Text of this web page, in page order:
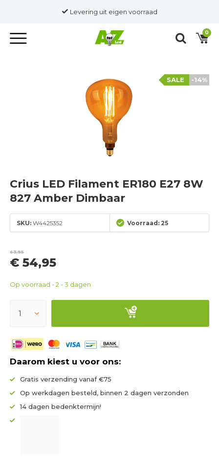
Levering uit eigen voorraad
0
-14%
SALE
Crius LED Filament ER180 E27 8W
827 Amber Dimbaar
SKU: W4425352 Voorraad: 25
63,95
€ 54,95
Op voorraad - 2 - 3 dagen
Daarom kiest u voor ons:
Gratis verzending vanaf €75
Op werkdagen besteld, binnen 2 dagen verzonden
14 dagen bedenktermijn!